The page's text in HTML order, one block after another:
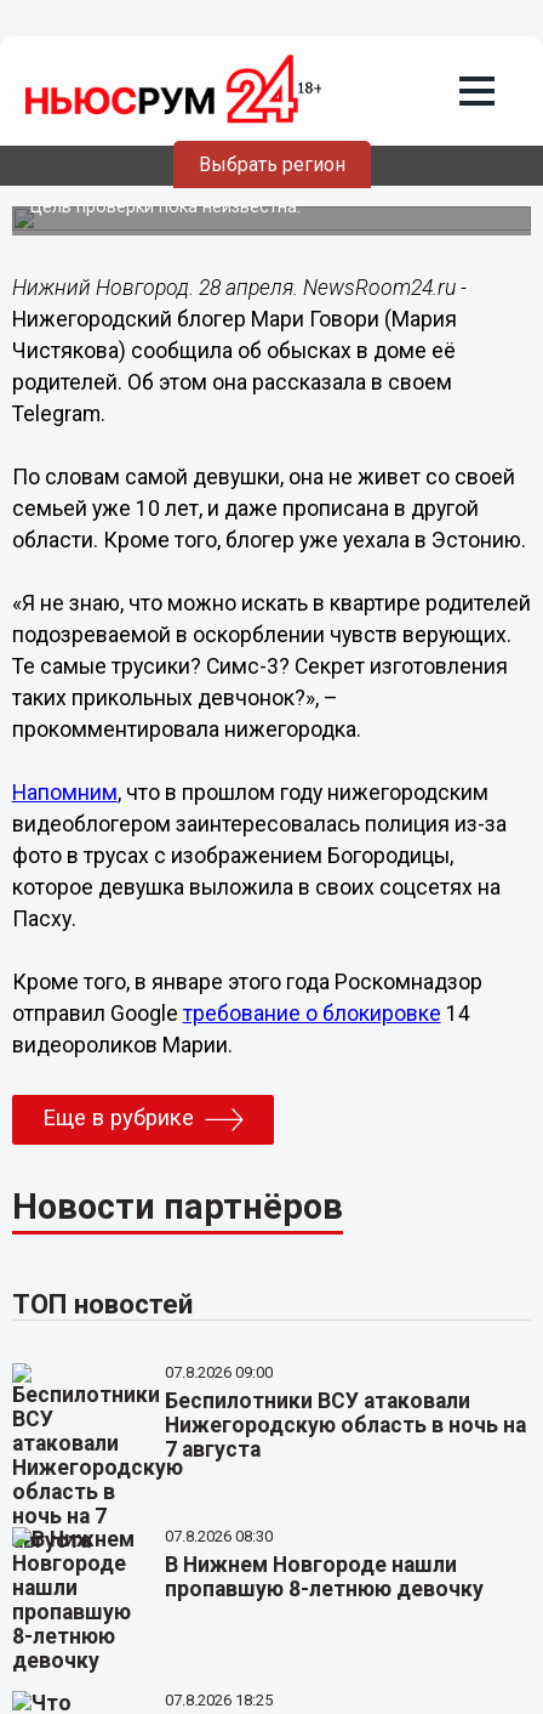
Выбрать регион
28.04.202210:11
К родителям нижегородского блогера
Мари Говори пришли с обысками
Цель проверки пока неизвестна.
Нижний Новгород. 28 апреля. NewsRoom24.ru -
Нижегородский блогер Мари Говори (Мария
Чистякова) сообщила об обысках в доме её
родителей. Об этом она рассказала в своем
Telegram.
По словам самой девушки, она не живет со своей
семьей уже 10 лет, и даже прописана в другой
области. Кроме того, блогер уже уехала в Эстонию.
«Я не знаю, что можно искать в квартире родителей
подозреваемой в оскорблении чувств верующих.
Те самые трусики? Симс-3? Секрет изготовления
таких прикольных девчонок?», –
прокомментировала нижегородка.
Напомним, что в прошлом году нижегородским
видеоблогером заинтересовалась полиция из-за
фото в трусах с изображением Богородицы,
которое девушка выложила в своих соцсетях на
Пасху.
Кроме того, в январе этого года Роскомнадзор
отправил Google требование о блокировке 14
видеороликов Марии.
Еще в рубрике
Новости партнёров
ТОП новостей
07.8.2026 09:00
Беспилотники ВСУ атаковали
Нижегородскую область в ночь на
7 августа
07.8.2026 08:30
В Нижнем Новгороде нашли
пропавшую 8-летнюю девочку
07.8.2026 18:25